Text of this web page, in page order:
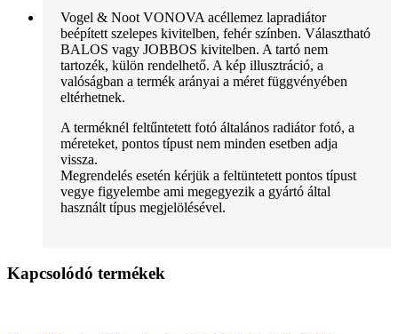
Vogel & Noot VONOVA acéllemez lapradiátor
beépített szelepes kivitelben, fehér színben. Választható
BALOS vagy JOBBOS kivitelben. A tartó nem
tartozék, külön rendelhető. A kép illusztráció, a
valóságban a termék arányai a méret függvényében
eltérhetnek.
A terméknél feltűntetett fotó általános radiátor fotó, a
méreteket, pontos típust nem minden esetben adja
vissza.
Megrendelés esetén kérjük a feltüntetett pontos típust
vegye figyelembe ami megegyezik a gyártó által
használt típus megjelölésével.
Kapcsolódó termékek